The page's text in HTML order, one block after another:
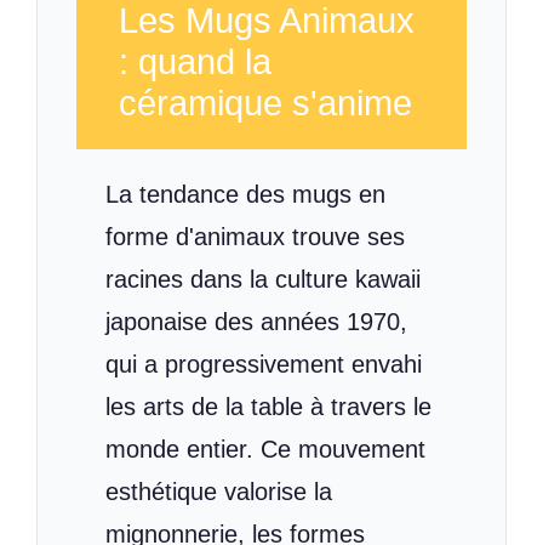
Les Mugs Animaux
: quand la
céramique s'anime
La tendance des mugs en
forme d'animaux trouve ses
racines dans la culture kawaii
japonaise des années 1970,
qui a progressivement envahi
les arts de la table à travers le
monde entier. Ce mouvement
esthétique valorise la
mignonnerie, les formes